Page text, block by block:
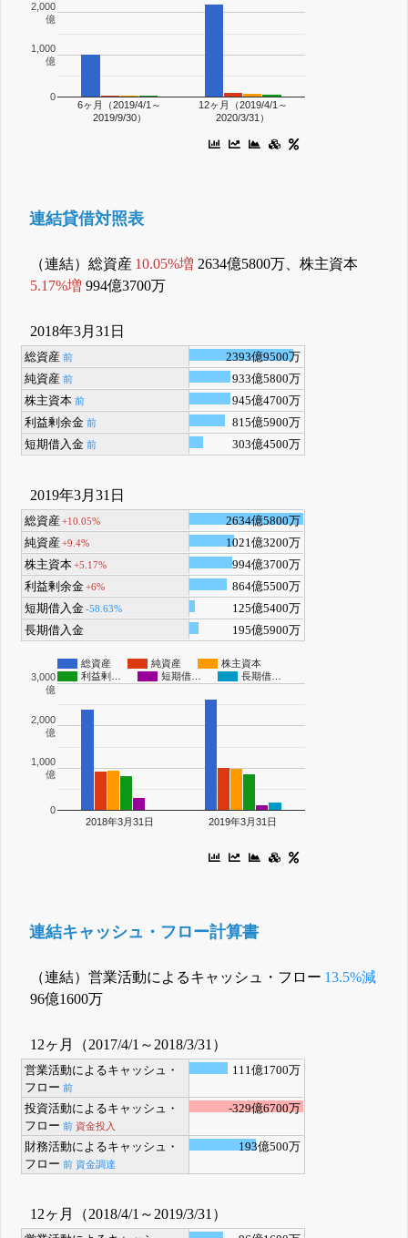
6ヶ月（2019/4/1～
2019/9/30）
12ヶ月（2019/4/1～
2020/3/31）
0
1,000
億
2,000
億
連結貸借対照表
（連結）総資産 10.05%増 2634億5800万、株主資本
5.17%増 994億3700万
2018年3月31日
総資産 前
2393億9500万
純資産 前
933億5800万
株主資本 前
945億4700万
利益剰余金 前
815億5900万
短期借入金 前 303億4500万
2019年3月31日
総資産+10.05%
2634億5800万
純資産+9.4%
1021億3200万
株主資本+5.17%
994億3700万
利益剰余金+6%
864億5500万
短期借入金-58.63%
125億5400万
長期借入金
195億5900万
総資産 純資産
株主資本
利益剰…
短期借… 長期借…
2018年3月31日 2019年3月31日
0
1,000
億
2,000
億
3,000
億
連結キャッシュ・フロー計算書
（連結）営業活動によるキャッシュ・フロー 13.5%減
96億1600万
12ヶ月（2017/4/1～2018/3/31）
営業活動によるキャッシュ・
フロー 前
111億1700万
投資活動によるキャッシュ・
フロー 前 資金投入
-329億6700万
財務活動によるキャッシュ・
フロー 前 資金調達
193億500万
12ヶ月（2018/4/1～2019/3/31）